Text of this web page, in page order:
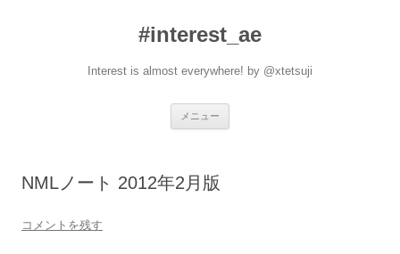
#interest_ae
Interest is almost everywhere! by @xtetsuji
メニュー
NMLノート 2012年2月版
コメントを残す